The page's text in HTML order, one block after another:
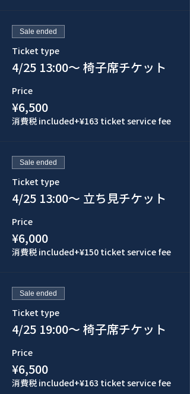
Sale ended
Ticket type
4/25 13:00〜 椅子席チケット
Price
¥6,500
消費税 included+¥163 ticket service fee
Sale ended
Ticket type
4/25 13:00〜 立ち見チケット
Price
¥6,000
消費税 included+¥150 ticket service fee
Sale ended
Ticket type
4/25 19:00〜 椅子席チケット
Price
¥6,500
消費税 included+¥163 ticket service fee